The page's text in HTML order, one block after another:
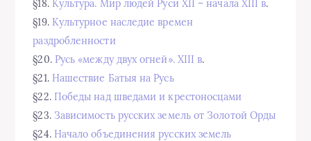
§18. Культура. Мир людей Руси XII – начала XIII в.
§19. Культурное наследие времен
раздробленности
§20. Русь «между двух огней». XIII в.
§21. Нашествие Батыя на Русь
§22. Победы над шведами и крестоносцами
§23. Зависимость русских земель от Золотой Орды
§24. Начало объединения русских земель